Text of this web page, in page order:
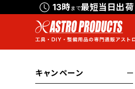
13時まで最短当日出荷
キャンペーン